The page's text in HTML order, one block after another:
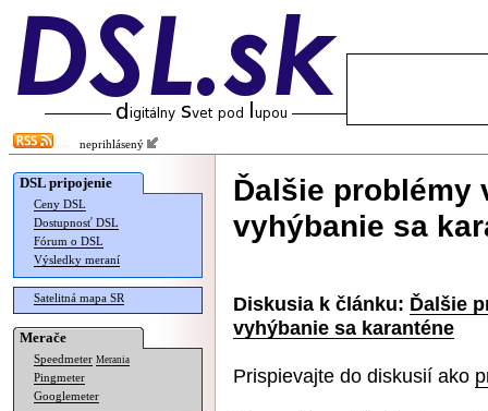
neprihlásený
DSL pripojenie
Ceny DSL
Dostupnosť DSL
Fórum o DSL
Výsledky meraní
Satelitná mapa SR
Merače
Speedmeter Merania
Pingmeter
Googlemeter
Ďalšie problémy
vyhýbanie sa
Diskusia k článku: Ďalšie
vyhýbanie sa karanténe
Prispievajte do diskusií ako